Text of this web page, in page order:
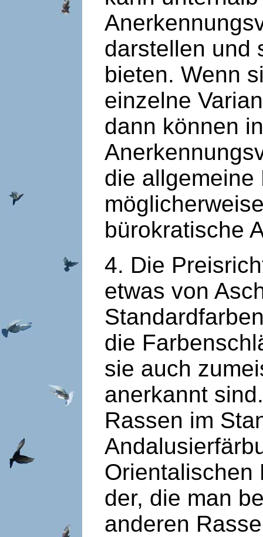
darstellen und
bieten. Wenn
einzelne
dann können
die allgemeine
bürokratische
4. Die
etwas von
die
sie auch
anerkannt
Rassen im
Orientalischen
der, die man
anderen